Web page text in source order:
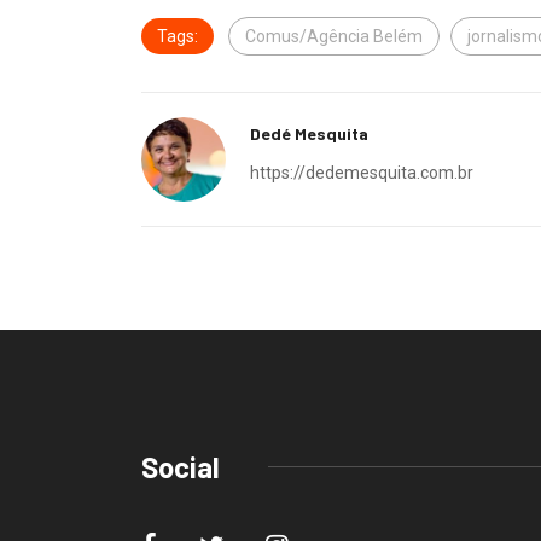
Tags: Comus/Agência Belém
Dedé Mesquita
https://dedemesquita.com.br
Social